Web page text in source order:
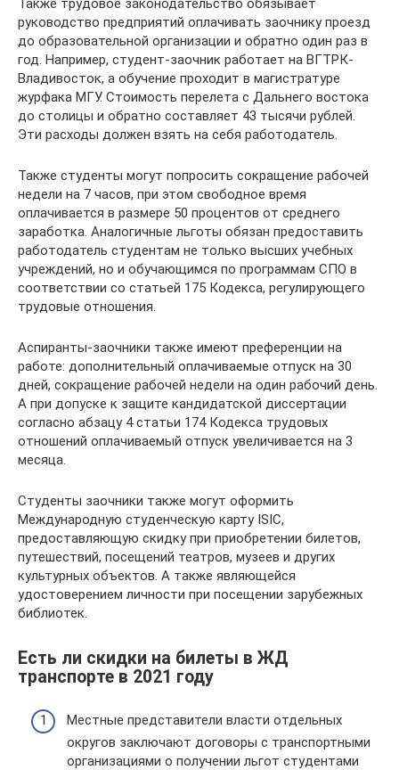
Также трудовое законодательство обязывает
руководство предприятий оплачивать заочнику проезд
до образовательной организации и обратно один раз в
год. Например, студент-заочник работает на ВГТРК-
Владивосток, а обучение проходит в магистратуре
журфака МГУ. Стоимость перелета с Дальнего востока
до столицы и обратно составляет 43 тысячи рублей.
Эти расходы должен взять на себя работодатель.
Также студенты могут попросить сокращение рабочей
недели на 7 часов, при этом свободное время
оплачивается в размере 50 процентов от среднего
заработка. Аналогичные льготы обязан предоставить
работодатель студентам не только высших учебных
учреждений, но и обучающимся по программам СПО в
соответствии со статьей 175 Кодекса, регулирующего
трудовые отношения.
Аспиранты-заочники также имеют преференции на
работе: дополнительный оплачиваемые отпуск на 30
дней, сокращение рабочей недели на один рабочий день.
А при допуске к защите кандидатской диссертации
согласно абзацу 4 статьи 174 Кодекса трудовых
отношений оплачиваемый отпуск увеличивается на 3
месяца.
Студенты заочники также могут оформить
Международную студенческую карту ISIC,
предоставляющую скидку при приобретении билетов,
путешествий, посещений театров, музеев и других
культурных объектов. А также являющейся
удостоверением личности при посещении зарубежных
библиотек.
Есть ли скидки на билеты в ЖД
транспорте в 2021 году
Местные представители власти отдельных
округов заключают договоры с транспортными
организациями о получении льгот студентами